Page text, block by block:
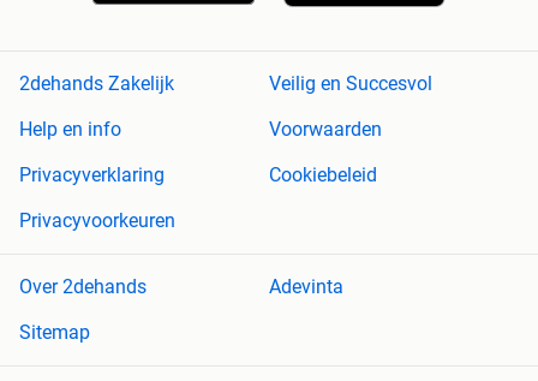
2dehands Zakelijk
Veilig en Succesvol
Help en info
Voorwaarden
Privacyverklaring
Cookiebeleid
Privacyvoorkeuren
Over 2dehands
Adevinta
Sitemap